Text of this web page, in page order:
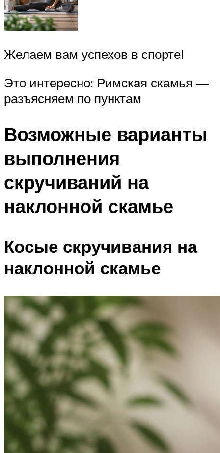
Желаем вам успехов в спорте!
Это интересно: Римская скамья —
разъясняем по пунктам
Возможные варианты
выполнения
скручиваний на
наклонной скамье
Косые скручивания на
наклонной скамье